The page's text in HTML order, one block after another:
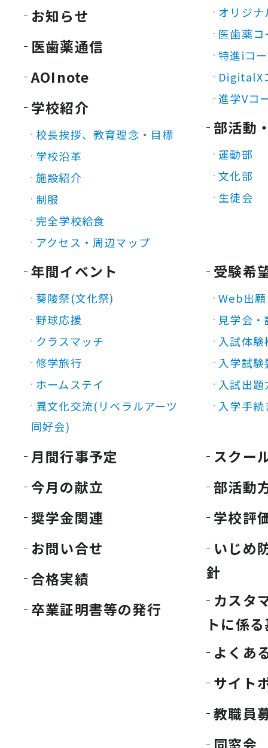
お知らせ
医歯薬通信
AOInote
学校紹介
校長挨拶、教育理念・目標
学校沿革
施設紹介
制服
完全学校給食
アクセス・周辺マップ
オリジ
医歯薬コ
特進iコ
DigitalX
進学Vコ
部活動
運動部
文化部
生徒会
年間イベント
葵陵祭(文化祭)
野球応援
クラスマッチ
修学旅行
ホームステイ
異文化交流(リベラルアーツ
同好会)
受験希
Web出願
見学会
入試体験
入学試験
入試出題
入学手続
月間行事予定
今月の献立
奨学金関連
お問い合せ
合格実績
卒業証明書等の発行
スクー
部活動
学校評
いじめ
針
カスタ
トに係
よくあ
サイト
教職員